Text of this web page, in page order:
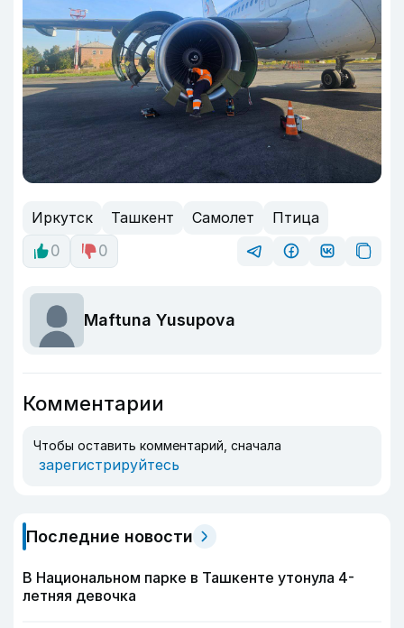
Иркутск Ташкент Самолет
Птица
0
0
Maftuna Yusupova
Комментарии
Чтобы оставить комментарий, сначала
зарегистрируйтесь
Последние новости
В Национальном парке в Ташкенте утонула 4-
летняя девочка